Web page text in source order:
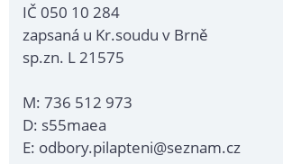
IČ 050 10 284
zapsaná u Kr.soudu v Brně
sp.zn. L 21575
M: 736 512 973
D: s55maea
E: odbory.pilapteni@seznam.cz